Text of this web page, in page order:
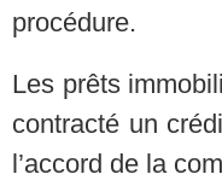
procédure.
Les prêts
contracté un
l’accord de la